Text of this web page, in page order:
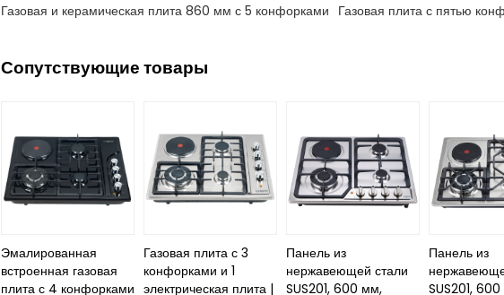
Газовая и керамическая плита 860 мм с 5 конфорками Газовая плита с пятью
Сопутствующие товары
Эмалированная
встроенная газовая
плита с 4 конфорками
Газовая плита с 3
конфорками и 1
электрическая плита |
Панель из
нержавеющей стали
SUS201, 600 мм,
Панель из
SUS201,